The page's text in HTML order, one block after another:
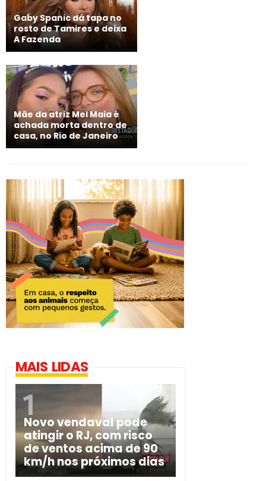
Gaby Spanic dá tapa no
rosto de Tamires e deixa
A Fazenda
Mãe da atriz Mel Maia é
achada morta dentro de
casa, no Rio de Janeiro
MAIS LIDAS
Novo vendaval pode
atingir o RJ, com risco
de ventos acima de 90
km/h nos próximos dias